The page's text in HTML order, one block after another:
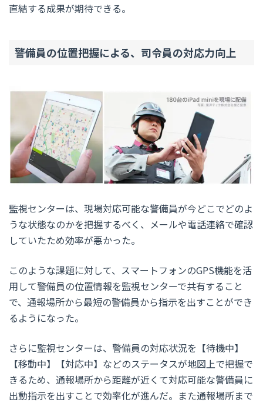
直結する成果が期待できる。
警備員の位置把握による、司令員の対応力向上
監視センターは、現場対応可能な警備員が今どこでどのよ
うな状態なのかを把握するべく、メールや電話連絡で確認
していたため効率が悪かった。
このような課題に対して、スマートフォンのGPS機能を活
用して警備員の位置情報を監視センターで共有すること
で、通報場所から最短の警備員から指示を出すことができ
るようになった。
さらに監視センターは、警備員の対応状況を【待機中】
【移動中】【対応中】などのステータスが地図上で把握で
きるため、通報場所から距離が近くて対応可能な警備員に
出動指示を出すことで効率化が進んだ。また通報場所まで